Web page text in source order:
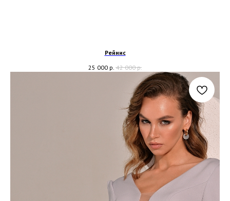
Рейнис
25 000 р. 42 000 р.